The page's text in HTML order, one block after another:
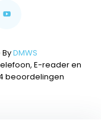
DMWS
E-reader en
beoordelingen